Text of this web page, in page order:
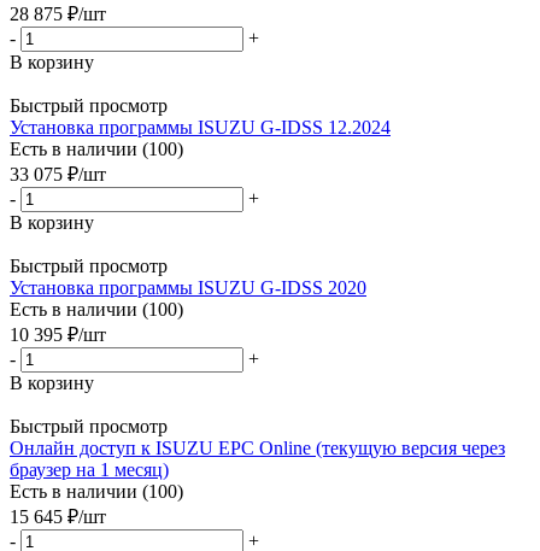
28 875 ₽/шт
-
+
В корзину
Быстрый просмотр
Установка программы ISUZU G-IDSS 12.2024
Есть в наличии (100)
33 075 ₽/шт
-
+
В корзину
Быстрый просмотр
Установка программы ISUZU G-IDSS 2020
Есть в наличии (100)
10 395 ₽/шт
-
+
В корзину
Быстрый просмотр
Онлайн доступ к ISUZU EPC Online (текущую версия через
браузер на 1 месяц)
Есть в наличии (100)
15 645 ₽/шт
-
+